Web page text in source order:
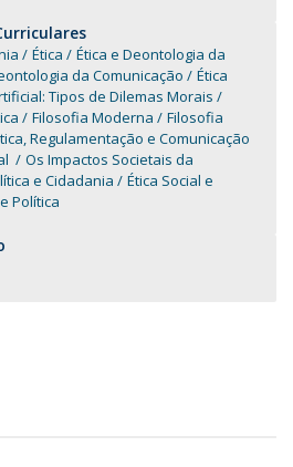
Ética
Ética e Deontologia da
da Comunicação
Ética
Tipos de Dilemas Morais
Filosofia Moderna
Filosofia
Regulamentação e Comunicação
Os Impactos Societais da
e Cidadania
Ética Social e
Política